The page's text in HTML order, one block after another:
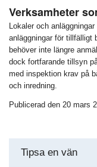
Verksamheter
Lokaler och
anläggningar för tillfälligt
behöver inte längre
dock fortfarande tillsyn
med inspektion krav på
och inredning.
Publicerad den 20 mars
Tipsa en vän